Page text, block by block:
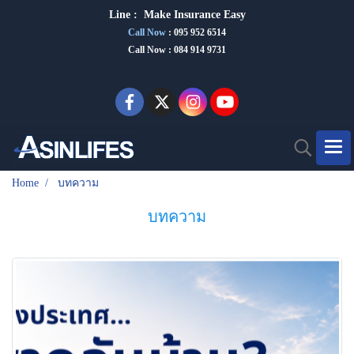
Line : Make Insurance Easy
Call Now : 095 952 6514
Call Now : 084 914 9731
Home บทความ
บทความ